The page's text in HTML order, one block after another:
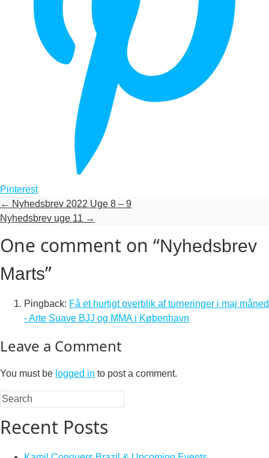
Pinterest
← Nyhedsbrev 2022 Uge 8 – 9
Nyhedsbrev uge 11 →
One comment on “Nyhedsbrev
Marts”
Pingback: Få et hurtigt overblik af turneringer i maj måned
- Arte Suave BJJ og MMA i København
Leave a Comment
You must be logged in to post a comment.
Recent Posts